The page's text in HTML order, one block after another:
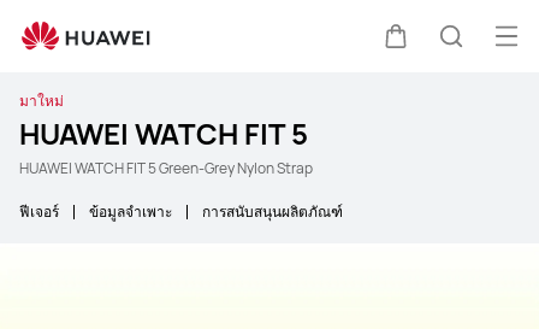
เปิ
มาใหม่
HUAWEI WATCH FIT 5
HUAWEI WATCH FIT 5 Green-Grey Nylon Strap
ฟีเจอร์ ข้อมูลจำเพาะ การสนับสนุนผลิตภัณฑ์